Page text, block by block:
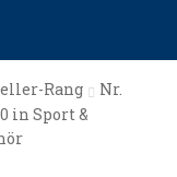
Rang
Nr.
in Sport &